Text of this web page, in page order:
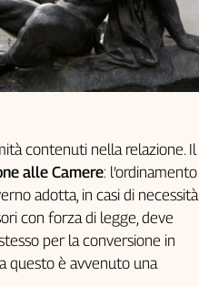
contenuti nella relazione. Il
alle Camere: l’ordinamento
adotta, in casi di necessità
con forza di legge, deve
per la conversione in
questo è avvenuto una